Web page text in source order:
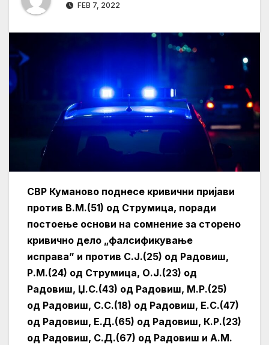
FEB 7, 2022
СВР Куманово поднесе кривични пријави
против В.М.(51) од Струмица, поради
постоење основи на сомнение за сторено
кривично дело „фалсификување
исправа” и против С.Ј.(25) од Радовиш,
Р.М.(24) од Струмица, О.Ј.(23) од
Радовиш, Џ.С.(43) од Радовиш, М.Р.(25)
од Радовиш, С.С.(18) од Радовиш, Е.С.(47)
од Радовиш, Е.Д.(65) од Радовиш, К.Р.(23)
од Радовиш, С.Д.(67) од Радовиш и А.М.